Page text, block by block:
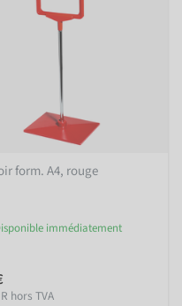
form. A4, rouge
immédiatement
hors TVA